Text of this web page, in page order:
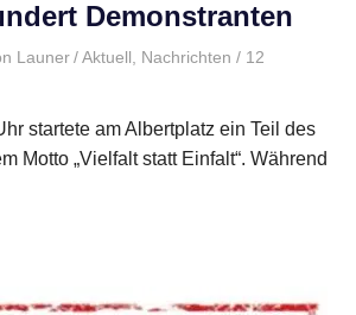
Demonstranten
Launer Aktuell Nachrichten / 12
startete am Albertplatz ein Teil des
Motto „Vielfalt statt Einfalt“. Während